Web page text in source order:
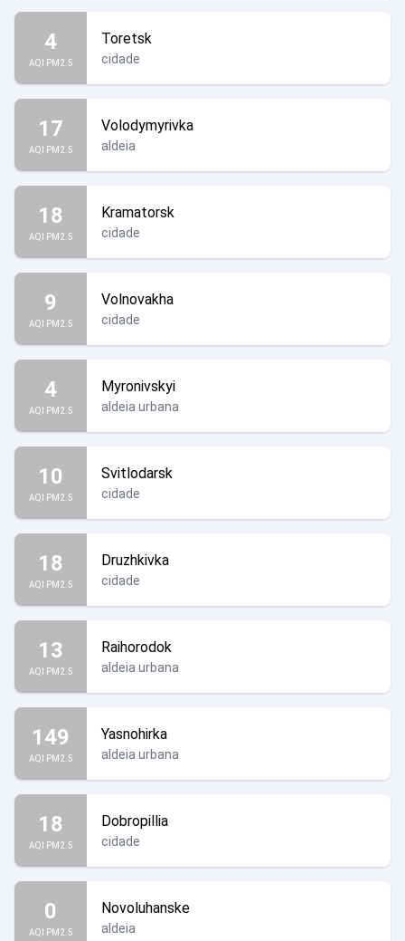
4
AQI PM2.5
Toretsk
cidade
17
AQI PM2.5
Volodymyrivka
aldeia
18
AQI PM2.5
Kramatorsk
cidade
9
AQI PM2.5
Volnovakha
cidade
4
AQI PM2.5
Myronivskyi
aldeia urbana
10
AQI PM2.5
Svitlodarsk
cidade
18
AQI PM2.5
Druzhkivka
cidade
13
AQI PM2.5
Raihorodok
aldeia urbana
149
AQI PM2.5
Yasnohirka
aldeia urbana
18
AQI PM2.5
Dobropillia
cidade
0
AQI PM2.5
Novoluhanske
aldeia